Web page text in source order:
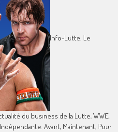
Info-Lutte. Le
du business de la Lutte, WWE,
Indépendante. Avant, Maintenant, Pour